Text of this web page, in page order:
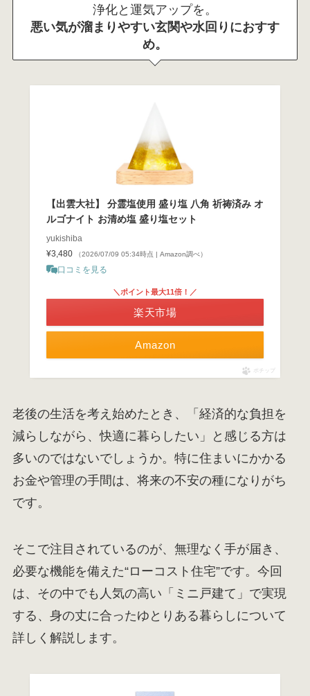
浄化と運気アップを。
悪い気が溜まりやすい玄関や水回りにおすす
め。
【出雲大社】 分霊塩使用 盛り塩 八角 祈祷済み オ
ルゴナイト お清め塩 盛り塩セット
yukishiba
¥3,480
（2026/07/09 05:34時点 | Amazon調べ）
口コミを見る
Amazon
＼ポイント最大11倍！／
楽天市場
ポチップ
老後の生活を考え始めたとき、「経済的な負担を
減らしながら、快適に暮らしたい」と感じる方は
多いのではないでしょうか。特に住まいにかかる
お金や管理の手間は、将来の不安の種になりがち
です。
そこで注目されているのが、無理なく手が届き、
必要な機能を備えた“ローコスト住宅”です。今回
は、その中でも人気の高い「ミニ戸建て」で実現
する、身の丈に合ったゆとりある暮らしについて
詳しく解説します。